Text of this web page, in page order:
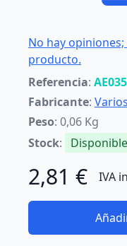
No hay
producto.
Referencia:
Fabricante:
Peso: 0,06 Kg
Stock: Disponible
2,81 € IVA